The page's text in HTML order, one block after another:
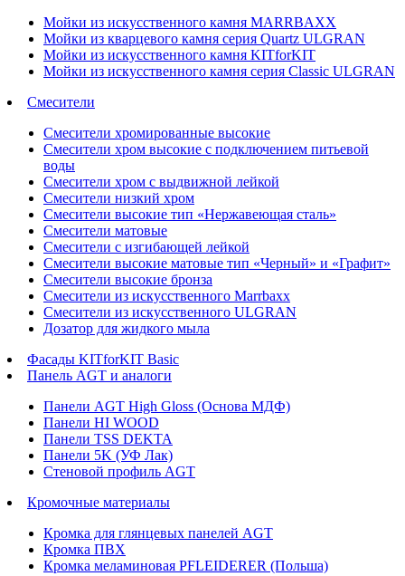
Мойки из искусственного камня MARRBAXX
Мойки из кварцевого камня серия Quartz ULGRAN
Мойки из искусственного камня KITforKIT
Мойки из искусственного камня серия Classic ULGRAN
Смесители
Смесители хромированные высокие
Смесители хром высокие с подключением питьевой
воды
Смесители хром с выдвижной лейкой
Смесители низкий хром
Смесители высокие тип «Нержавеющая сталь»
Смесители матовые
Смесители с изгибающей лейкой
Смесители высокие матовые тип «Черный» и «Графит»
Смесители высокие бронза
Смесители из искусственного Marrbaxx
Смесители из искусственного ULGRAN
Дозатор для жидкого мыла
Фасады KITforKIT Basic
Панель AGT и аналоги
Панели AGT High Gloss (Основа МДФ)
Панели HI WOOD
Панели TSS DEKTA
Панели 5K (УФ Лак)
Стеновой профиль AGT
Кромочные материалы
Кромка для глянцевых панелей AGT
Кромка ПВХ
Кромка меламиновая PFLEIDERER (Польша)